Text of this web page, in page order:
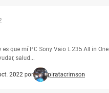
que mí PC Sony Vaio L 235 All in
salud...
2022 por piratacrimson